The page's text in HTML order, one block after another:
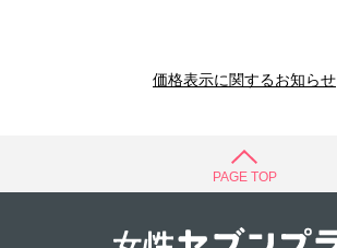
価格表示に関するお知らせ
PAGE TOP